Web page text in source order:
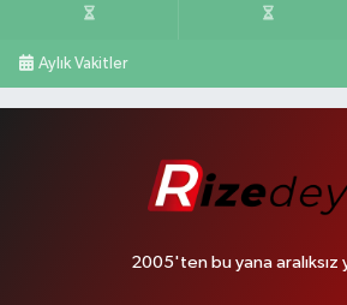
Aylık Vakitler
2005'ten bu yana aralıksız